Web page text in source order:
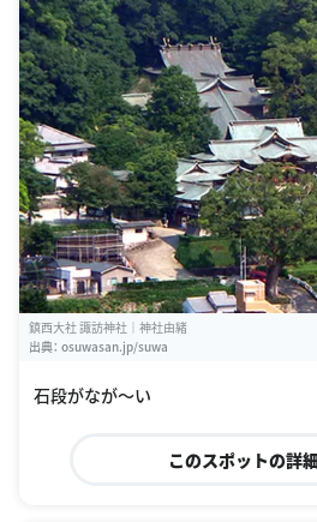
鎮西大社 諏訪神社｜神社由緒
出典： osuwasan.jp/suwa
石段がなが〜い
このスポットの詳